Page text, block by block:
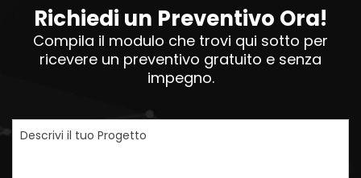
Richiedi un Preventivo Ora!
Compila il modulo che trovi qui sotto per
ricevere un preventivo gratuito e senza
impegno.
Descrivi il tuo Progetto